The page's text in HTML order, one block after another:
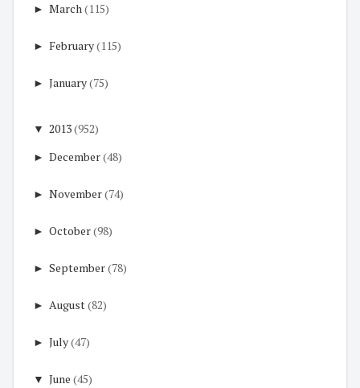
► March(115)
► February(115)
► January(75)
▼ 2013(952)
► December(48)
► November(74)
► October(98)
► September(78)
► August(82)
► July(47)
▼ June (45)